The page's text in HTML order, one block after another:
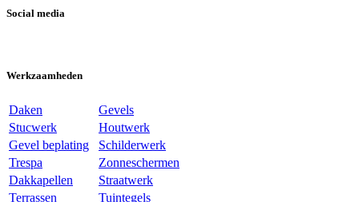
Social media
Werkzaamheden
Daken
Gevels
Stucwerk
Houtwerk
Gevel beplating
Schilderwerk
Trespa
Zonneschermen
Dakkapellen
Straatwerk
Terrassen
Tuintegels